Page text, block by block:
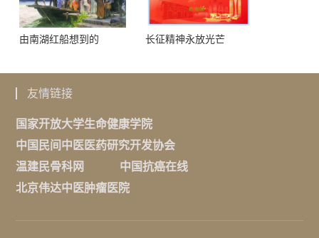
由南湖红船想到的 长征精神永放光芒
友情链接
国家开放大学生命健康学院
中国民间中医医药研究开发协会
温建民骨科网
中国抗癌在线
北京伟达中医肿瘤医院